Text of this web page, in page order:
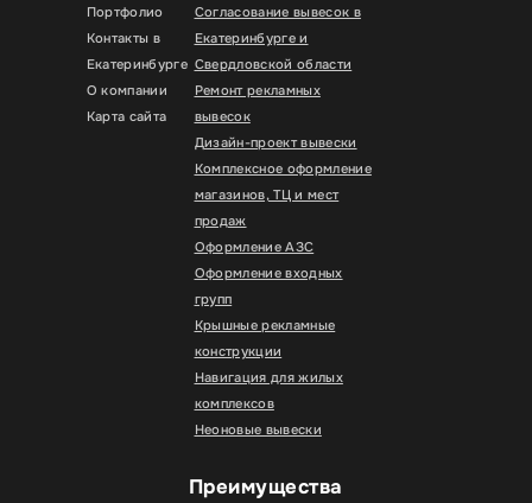
Портфолио
Контакты в
Екатеринбурге
О компании
Карта сайта
Согласование вывесок в
Екатеринбурге и
Свердловской области
Ремонт рекламных
вывесок
Дизайн-проект вывески
Комплексное оформление
магазинов, ТЦ и мест
продаж
Оформление АЗС
Оформление входных
групп
Крышные рекламные
конструкции
Навигация для жилых
комплексов
Неоновые вывески
Преимущества